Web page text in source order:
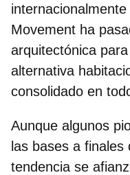
Movement ha
arquitectónica
alternativa
consolidado en
Aunque algunos
las bases a finales
tendencia se